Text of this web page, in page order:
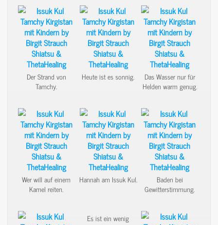
Der Strand von
Tamchy.
Heute ist es sonnig.
Das Wasser nur für
Helden warm genug.
Wer will auf einem
Kamel reiten.
Hannah am Issuk Kul.
Baden bei
Gewitterstimmung.
Es ist ein wenig